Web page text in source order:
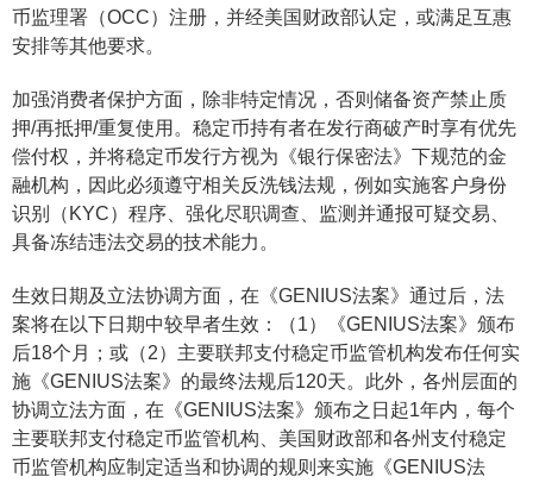
币监理署（OCC）注册，并经美国财政部认定，或满足互惠
安排等其他要求。
加强消费者保护方面，除非特定情况，否则储备资产禁止质
押/再抵押/重复使用。稳定币持有者在发行商破产时享有优先
偿付权，并将稳定币发行方视为《银行保密法》下规范的金
融机构，因此必须遵守相关反洗钱法规，例如实施客户身份
识别（KYC）程序、强化尽职调查、监测并通报可疑交易、
具备冻结违法交易的技术能力。
生效日期及立法协调方面，在《GENIUS法案》通过后，法
案将在以下日期中较早者生效：（1）《GENIUS法案》颁布
后18个月；或（2）主要联邦支付稳定币监管机构发布任何实
施《GENIUS法案》的最终法规后120天。此外，各州层面的
协调立法方面，在《GENIUS法案》颁布之日起1年内，每个
主要联邦支付稳定币监管机构、美国财政部和各州支付稳定
币监管机构应制定适当和协调的规则来实施《GENIUS法